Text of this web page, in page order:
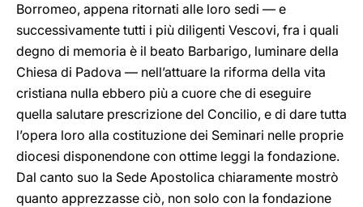
Borromeo, appena ritornati alle loro sedi — e
successivamente tutti i più diligenti Vescovi, fra i quali
degno di memoria è il beato Barbarigo, luminare della
Chiesa di Padova — nell’attuare la riforma della vita
cristiana nulla ebbero più a cuore che di eseguire
quella salutare prescrizione del Concilio, e di dare tutta
l’opera loro alla costituzione dei Seminari nelle proprie
diocesi disponendone con ottime leggi la fondazione.
Dal canto suo la Sede Apostolica chiaramente mostrò
quanto apprezzasse ciò, non solo con la fondazione